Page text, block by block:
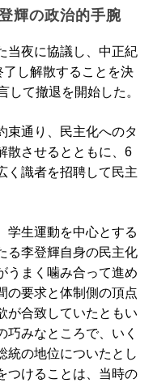
輝の政治的手腕
当夜に協議し、中正紀
し解散することを決
して撤退を開始した。
通り、民主化へのタ
散させるとともに、6
く識者を招聘して民主
生運動を中心とする
る李登輝自身の民主化
うまく噛み合って進め
の要求と体制側の頂点
が合致していたともい
巧みなところで、いく
統の地位についたとし
つけることは、当時の